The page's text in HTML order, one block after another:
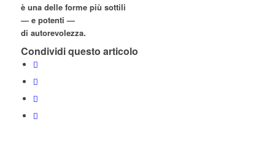
è una delle forme più sottili
— e potenti —
di autorevolezza.
Condividi questo articolo